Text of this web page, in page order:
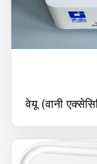
वेयू (वानी